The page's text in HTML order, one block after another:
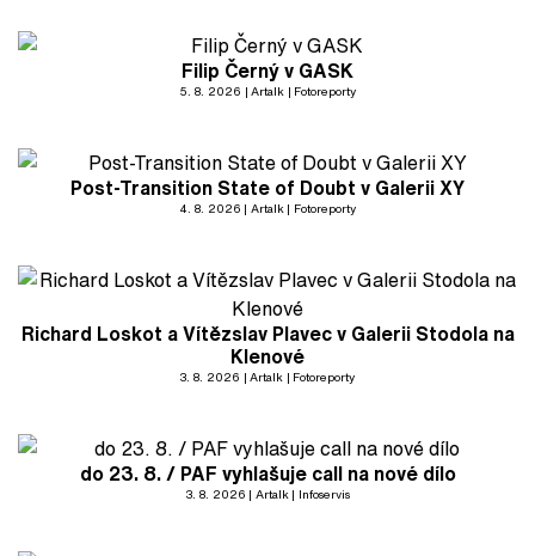
Filip Černý v GASK
5. 8. 2026 Artalk Fotoreporty
Post-Transition State of Doubt v Galerii XY
4. 8. 2026 Artalk Fotoreporty
Richard Loskot a Vítězslav Plavec v Galerii Stodola na
Klenové
3. 8. 2026 Artalk Fotoreporty
do 23. 8. / PAF vyhlašuje call na nové dílo
3. 8. 2026 Artalk Infoservis